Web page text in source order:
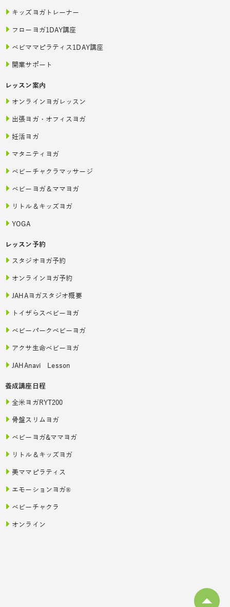
キッズヨガトレーナー
フローヨガ1DAY講座
ベビママピラティス1DAY講座
開業サポート
レッスン案内
オンラインヨガレッスン
出張ヨガ・オフィスヨガ
妊活ヨガ
マタニティヨガ
ベビーチャクラマッサージ
ベビーヨガ＆ママヨガ
リトル＆キッズヨガ
YOGA
レッスン予約
スタジオヨガ予約
オンラインヨガ予約
JAHAヨガスタジオ概要
トイザらスベビーヨガ
ベビーパークベビーヨガ
アクサ生命ベビーヨガ
JAHAnavi Lesson
養成講座日程
全米ヨガRYT200
骨盤スリムヨガ
ベビーヨガ&ママヨガ
リトル＆キッズヨガ
美ママピラティス
エモーションヨガ®
ベビーチャクラ
オンライン